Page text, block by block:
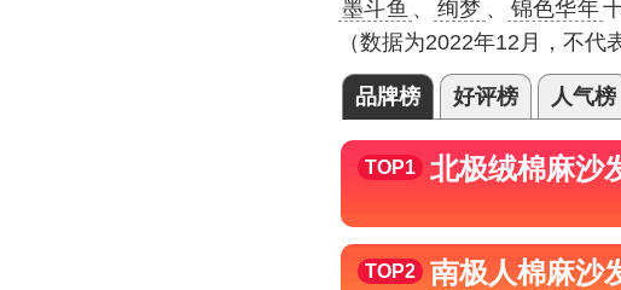
墨斗鱼 、 绚梦 、 锦色华年
（数据为2022年12月，不代
品牌榜 好评榜 人气榜
TOP1 北极绒棉麻沙
TOP2 南极人棉麻沙